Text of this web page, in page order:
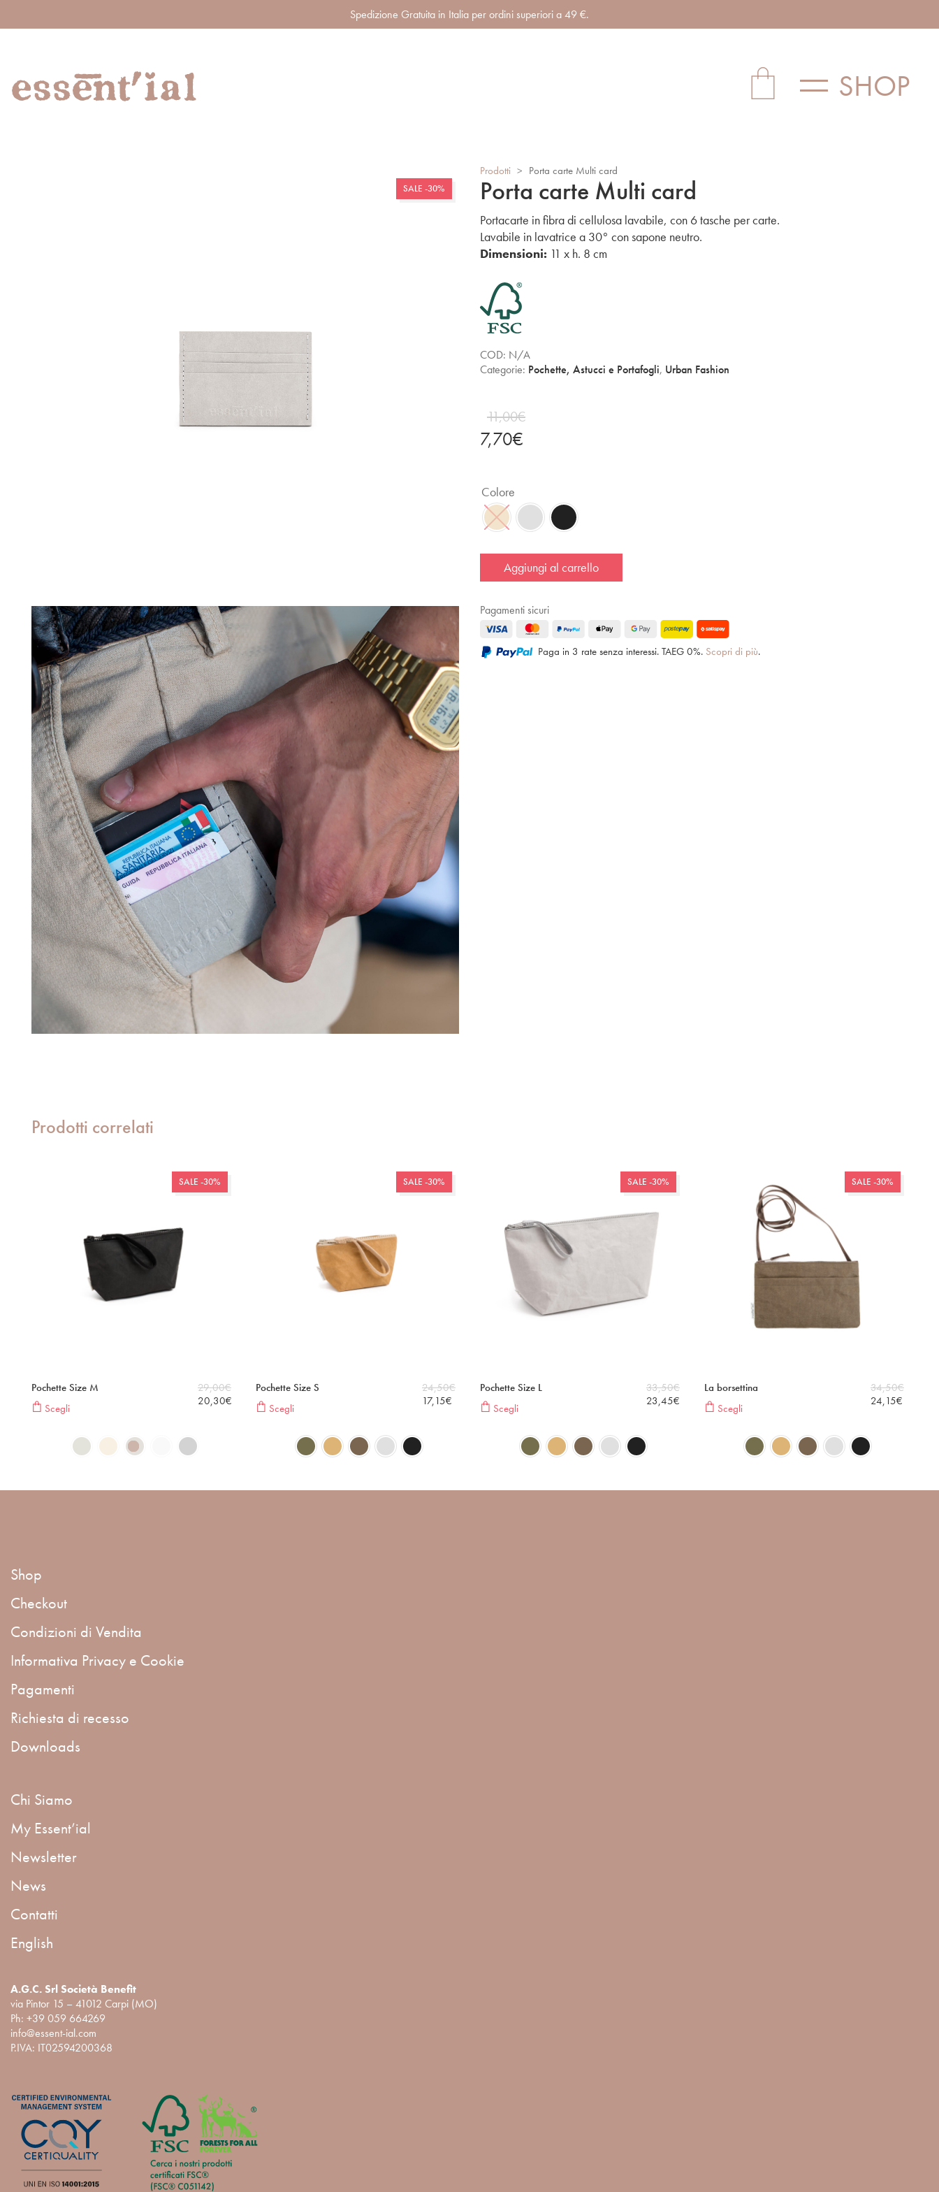
Spedizione Gratuita in Italia per ordini superiori a 49 €.
SHOP
SALE -30%
Prodotti > Porta carte Multi card
Porta carte Multi card
Portacarte in fibra di cellulosa lavabile, con 6 tasche per carte.
Lavabile in lavatrice a 30° con sapone neutro.
Dimensioni: 11 x h. 8 cm
COD: N/A
Categorie: Pochette, Astucci e Portafogli, Urban Fashion
11,00€
7,70€
Colore
Aggiungi al carrello
Pagamenti sicuri
Paga in 3 rate senza interessi. TAEG 0%. Scopri di più.
Prodotti correlati
SALE -30%
Pochette Size M
Scegli
29,00€
20,30€
SALE -30%
Pochette Size S
Scegli
24,50€
17,15€
SALE -30%
Pochette Size L
Scegli
33,50€
23,45€
SALE -30%
La borsettina
Scegli
34,50€
24,15€
Shop
Checkout
Condizioni di Vendita
Informativa Privacy e Cookie
Pagamenti
Richiesta di recesso
Downloads
Chi Siamo
My Essent’ial
Newsletter
News
Contatti
English
A.G.C. Srl Società Benefit
via Pintor 15 – 41012 Carpi (MO)
Ph: +39 059 664269
info@essent-ial.com
P.IVA: IT02594200368